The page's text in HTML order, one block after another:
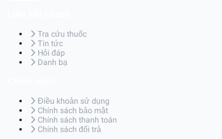
Tra cứu thuốc
Tin tức
Hỏi đáp
Danh bạ
Điều khoản sử dụng
Chính sách bảo mật
Chính sách thanh toán
Chính sách đổi trả